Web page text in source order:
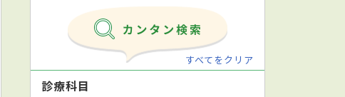
すべてをクリア
診療科目